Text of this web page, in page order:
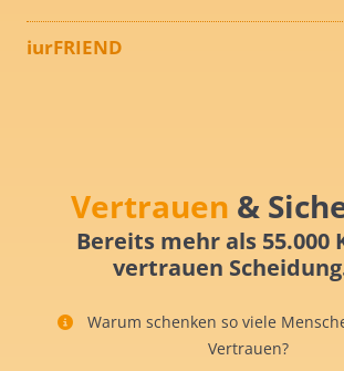
iurFRIEND
Vertrauen &
Bereits mehr als 55.000
vertrauen
Warum schenken so viele
Vertrauen?